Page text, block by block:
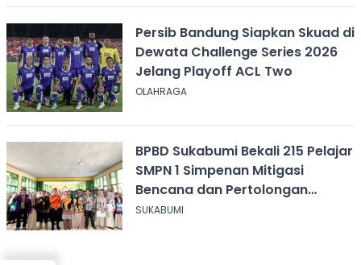
Persib Bandung Siapkan Skuad di
Dewata Challenge Series 2026
Jelang Playoff ACL Two
OLAHRAGA
BPBD Sukabumi Bekali 215 Pelajar
SMPN 1 Simpenan Mitigasi
Bencana dan Pertolongan
Psikologis
SUKABUMI